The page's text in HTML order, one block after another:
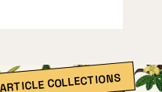
ARTICLE COLLECTIONS